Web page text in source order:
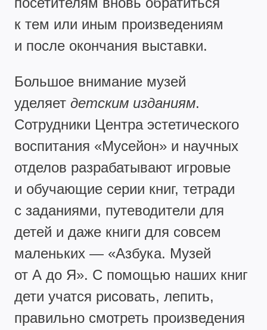
к тем или иным произведениям
и после окончания выставки.
Большое внимание музей
уделяет детским изданиям.
Сотрудники Центра эстетического
воспитания «Мусейон» и научных
отделов разрабатывают игровые
и обучающие серии книг, тетради
с заданиями, путеводители для
детей и даже книги для совсем
маленьких — «Азбука. Музей
от А до Я». С помощью наших книг
дети учатся рисовать, лепить,
правильно смотреть произведения